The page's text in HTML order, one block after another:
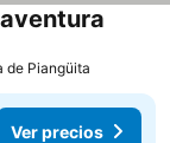
de Piangüita
Ver precios